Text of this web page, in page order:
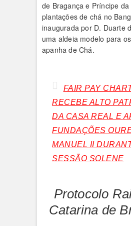
de Bragança e Príncipe
plantações de chá no
inaugurada por D. Duarte
uma aldeia modelo para
apanha de Chá.
FAIR PAY
RECEBE ALTO
DA CASA REAL E
FUNDAÇÕES
MANUEL II
SESSÃO SOLENE
Protocolo
Catarina de